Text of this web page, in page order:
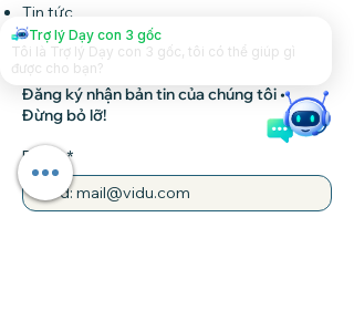
Tin tức
Liên hệ
Đăng ký nhận bản tin của chúng tôi •
Đừng bỏ lỡ!
Email
Trợ lý Dạy con 3 gốc
Tôi là Trợ lý Dạy con 3 gốc, tôi có thể giúp gì
được cho bạn?